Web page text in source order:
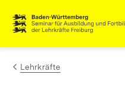
Zum Inhalt springen
Link zur Startseite
Lehrkräfte